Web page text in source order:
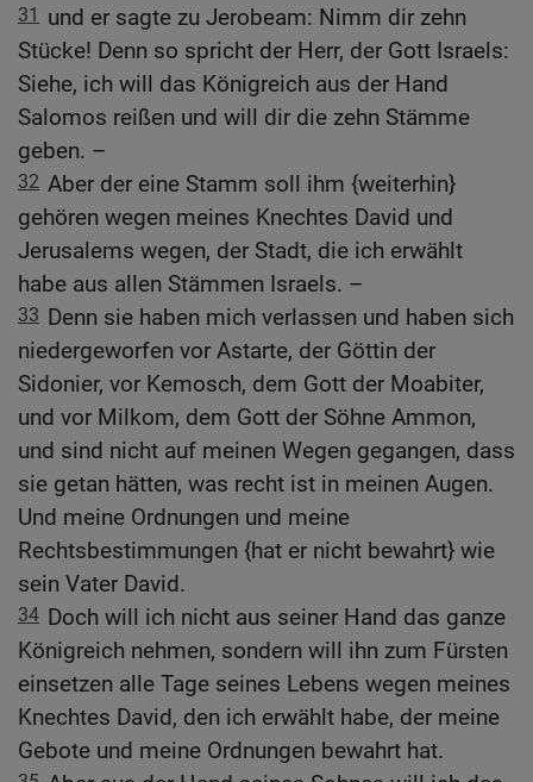
31
und er sagte zu Jerobeam: Nimm dir zehn
Stücke! Denn so spricht der Herr, der Gott Israels:
Siehe, ich will das Königreich aus der Hand
Salomos reißen und will dir die zehn Stämme
geben. –
32 Aber der eine Stamm soll ihm {weiterhin}
gehören wegen meines Knechtes David und
Jerusalems wegen, der Stadt, die ich erwählt
habe aus allen Stämmen Israels. –
33 Denn sie haben mich verlassen und haben sich
niedergeworfen vor Astarte, der Göttin der
Sidonier, vor Kemosch, dem Gott der Moabiter,
und vor Milkom, dem Gott der Söhne Ammon,
und sind nicht auf meinen Wegen gegangen, dass
sie getan hätten, was recht ist in meinen Augen.
Und meine Ordnungen und meine
Rechtsbestimmungen {hat er nicht bewahrt} wie
sein Vater David.
34 Doch will ich nicht aus seiner Hand das ganze
Königreich nehmen, sondern will ihn zum Fürsten
einsetzen alle Tage seines Lebens wegen meines
Knechtes David, den ich erwählt habe, der meine
Gebote und meine Ordnungen bewahrt hat.